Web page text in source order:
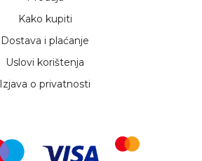
Kako kupiti
Dostava i plaćanje
Uslovi korištenja
Izjava o privatnosti